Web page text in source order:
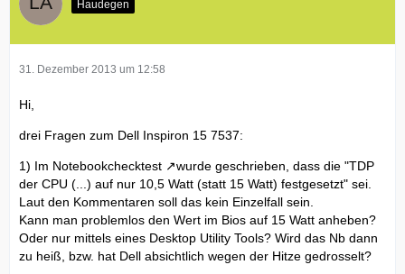
Haudegen
31. Dezember 2013 um 12:58
Hi,
drei Fragen zum Dell Inspiron 15 7537:
1) Im Notebookchecktest
wurde geschrieben, dass die "TDP
der CPU (...) auf nur 10,5 Watt (statt 15 Watt) festgesetzt" sei.
Laut den Kommentaren soll das kein Einzelfall sein.
Kann man problemlos den Wert im Bios auf 15 Watt anheben?
Oder nur mittels eines Desktop Utility Tools? Wird das Nb dann
zu heiß, bzw. hat Dell absichtlich wegen der Hitze gedrosselt?